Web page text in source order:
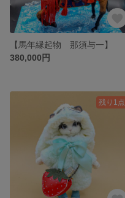
【馬年縁起物 那須与一】
380,000円
残り1点